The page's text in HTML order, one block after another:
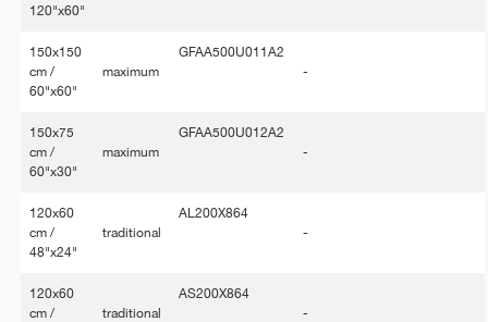
120"x60"
150x150
cm /
60"x60"
maximum
GFAA500U011A2
-
150x75
cm /
60"x30"
maximum
GFAA500U012A2
-
120x60
cm /
48"x24"
traditional
AL200X864
-
120x60
cm /
traditional
AS200X864
-